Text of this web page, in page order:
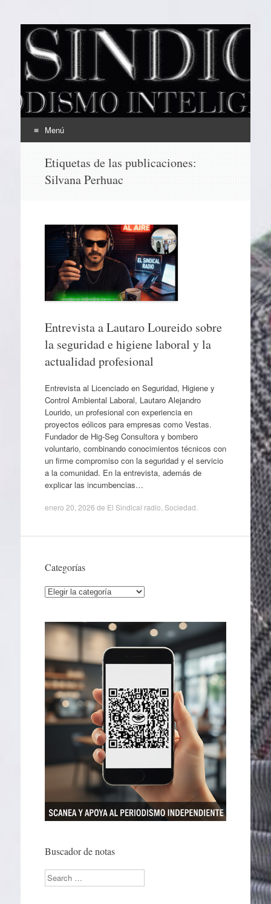
EL SINDICAL
Periodismo Inteligente
Menú
contenido
Etiquetas de las publicaciones:
Silvana Perhuac
Entrevista a Lautaro Loureido sobre
la seguridad e higiene laboral y la
actualidad profesional
Entrevista al Licenciado en Seguridad, Higiene y
Control Ambiental Laboral, Lautaro Alejandro
Lourido, un profesional con experiencia en
proyectos eólicos para empresas como Vestas.
Fundador de Hig-Seg Consultora y bombero
voluntario, combinando conocimientos técnicos con
un firme compromiso con la seguridad y el servicio
a la comunidad. En la entrevista, además de
explicar las incumbencias…
enero 20, 2026 de El Sindical radio Sociedad
Categorías
Categorías
Buscador de notas
Search